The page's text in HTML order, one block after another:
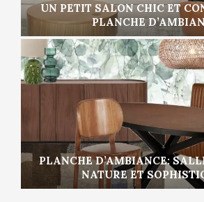
UN PETIT SALON CHIC ET
PLANCHE
PLANCHE D’AMBIANCE:
NATURE ET